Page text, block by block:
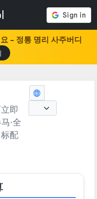
– 정통 명리 사주버디
即
·全
配